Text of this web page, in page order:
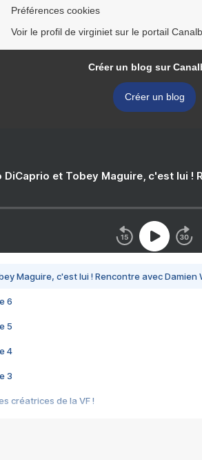
Préférences cookies
Voir le profil de virginiet sur le portail
Créer un blog sur
Créer un blog
DiCaprio et Tobey Maguire, c'est lui !
Maguire, c'est lui ! Rencontre avec Damien
6
5
4
3
créatrices de la VF !